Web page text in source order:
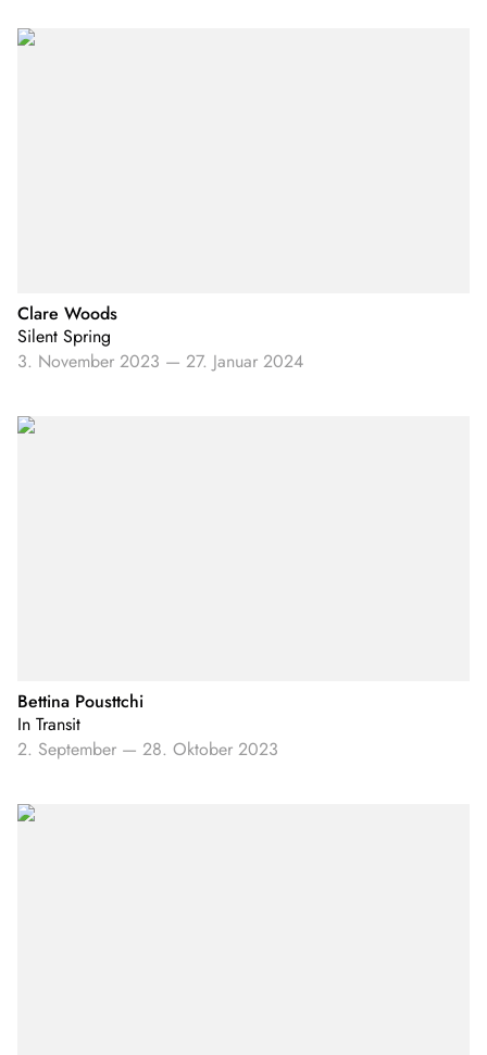
Clare Woods
Silent Spring
3. November 2023 — 27. Januar 2024
Bettina Pousttchi
In Transit
2. September — 28. Oktober 2023